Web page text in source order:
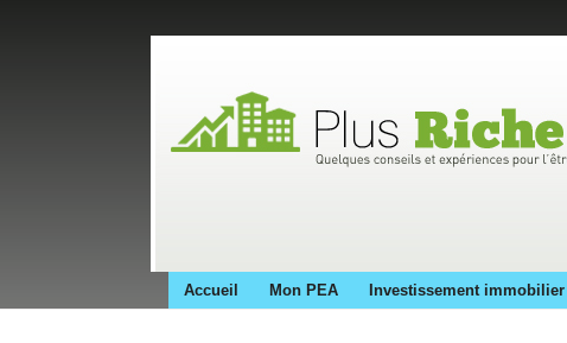
Accueil Mon PEA Investissement immobilier